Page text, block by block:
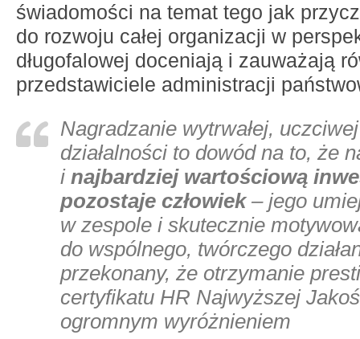
świadomości na temat tego jak
do rozwoju całej organizacji w
długofalowej doceniają i zauważają
przedstawiciele administracji
Nagradzanie wytrwałej,
działalności to dowód na to, że
i najbardziej wartościową
pozostaje człowiek– jego
w zespole i skutecznie
do wspólnego, twórczego
przekonany, że otrzymanie
certyfikatu HR Najwyższej
ogromnym wyróżnieniem